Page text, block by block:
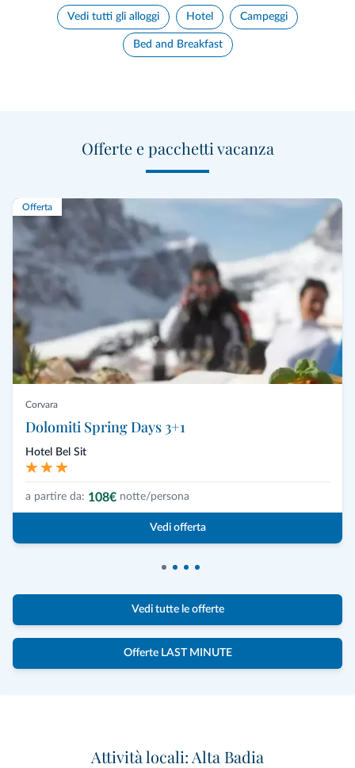
Vedi tutti gli alloggi Hotel Campeggi
Bed and Breakfast
Offerte e pacchetti vacanza
Offerta
Corvara
Dolomiti Spring Days 3+1
Hotel Bel Sit
a partire da: 108€ notte/persona
Vedi offerta
Vedi tutte le offerte
Offerte LAST MINUTE
Attività locali: Alta Badia